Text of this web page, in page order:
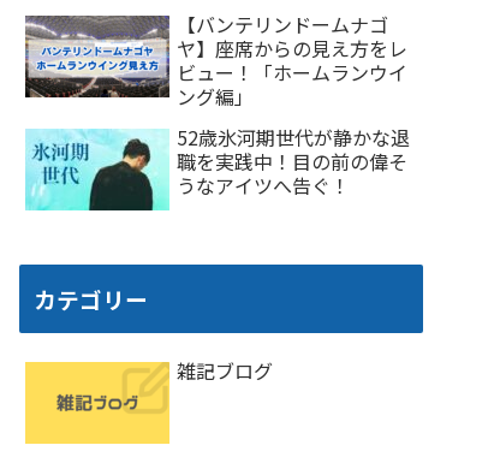
【バンテリンドームナゴ
ヤ】座席からの見え方をレ
ビュー！「ホームランウイ
ング編」
52歳氷河期世代が静かな退
職を実践中！目の前の偉そ
うなアイツへ告ぐ！
カテゴリー
雑記ブログ